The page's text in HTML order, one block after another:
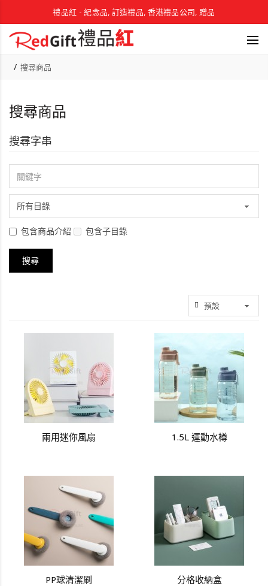
禮品紅 - 紀念品, 訂造禮品, 香港禮品公司, 贈品
搜尋商品
搜尋商品
搜尋字串
包含商品介紹 包含子目錄
兩用迷你風扇 1.5L 運動水樽
PP球清潔刷 分格收納盒